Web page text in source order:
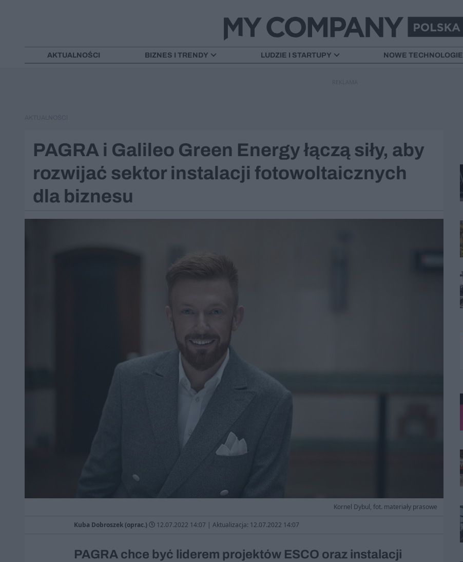
AKTUALNOŚCI BIZNES I TRENDY LUDZIE I STARTUPY NOWE TECHNOLOGIE
PAGRA i Galileo Green Energy łączą siły, aby
rozwijać sektor instalacji fotowoltaicznych
dla biznesu
Kornel Dybul, fot. materiały prasowe
Kuba Dobroszek (oprac.) 12.07.2022 14:07 | Aktualizacja: 12.07.2022 14:07
PAGRA chce być liderem projektów ESCO oraz instalacji